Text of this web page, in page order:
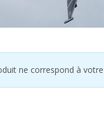
ne correspond à